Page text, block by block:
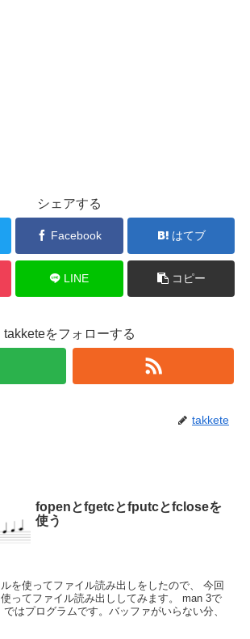
シェアする
Facebook はてブ
LINE コピー
takketeをフォローする
takkete
fopenとfgetcとfputcとfcloseを
使う
を使ってファイル読み出しをしたので、 今回
ってファイル読み出ししてみます。 man 3で
はプログラムです。バッファがいらない分、